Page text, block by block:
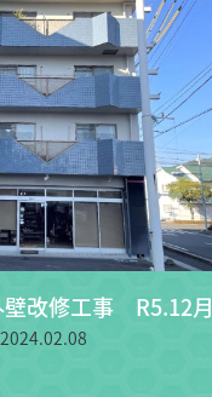
壁改修工事 R5.12月
2024.02.08